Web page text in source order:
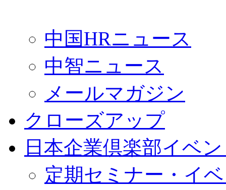
中国HRニュース
中智ニュース
メールマガジン
クローズアップ
日本企業倶楽部イベ
定期セミナー・イ